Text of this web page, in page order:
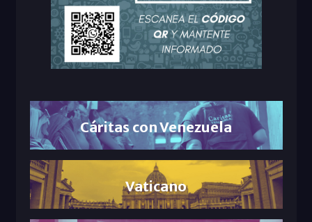
Cáritas con Venezuela
Vaticano